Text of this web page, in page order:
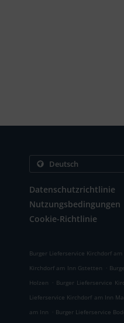
Datenschutzrichtlinie
Nutzungsbedingungen
Cookie-Richtlinie
Burger Lieferservice Kirchdorf am
Kirchdorf am Inn Gstetten .
Holzen . Burger Lieferservice
Lieferservice Kirchdorf am Inn
am Inn . Burger Lieferservice